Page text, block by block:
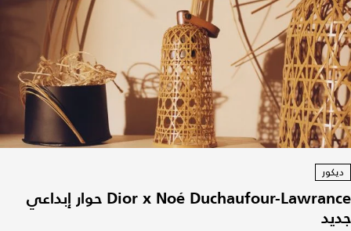
ديكور
Dior x Noé Duchaufour-Lawrance حوار إبداعي
جديد